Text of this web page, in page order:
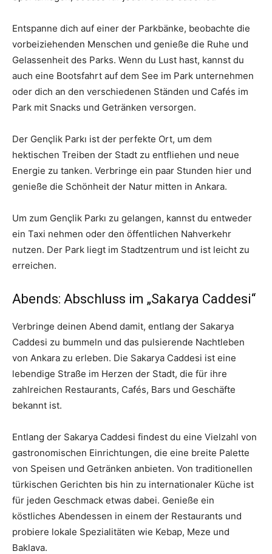
Entspanne dich auf einer der Parkbänke, beobachte die
vorbeiziehenden Menschen und genieße die Ruhe und
Gelassenheit des Parks. Wenn du Lust hast, kannst du
auch eine Bootsfahrt auf dem See im Park unternehmen
oder dich an den verschiedenen Ständen und Cafés im
Park mit Snacks und Getränken versorgen.
Der Gençlik Parkı ist der perfekte Ort, um dem
hektischen Treiben der Stadt zu entfliehen und neue
Energie zu tanken. Verbringe ein paar Stunden hier und
genieße die Schönheit der Natur mitten in Ankara.
Um zum Gençlik Parkı zu gelangen, kannst du entweder
ein Taxi nehmen oder den öffentlichen Nahverkehr
nutzen. Der Park liegt im Stadtzentrum und ist leicht zu
erreichen.
Abends: Abschluss im „Sakarya Caddesi“
Verbringe deinen Abend damit, entlang der Sakarya
Caddesi zu bummeln und das pulsierende Nachtleben
von Ankara zu erleben. Die Sakarya Caddesi ist eine
lebendige Straße im Herzen der Stadt, die für ihre
zahlreichen Restaurants, Cafés, Bars und Geschäfte
bekannt ist.
Entlang der Sakarya Caddesi findest du eine Vielzahl von
gastronomischen Einrichtungen, die eine breite Palette
von Speisen und Getränken anbieten. Von traditionellen
türkischen Gerichten bis hin zu internationaler Küche ist
für jeden Geschmack etwas dabei. Genieße ein
köstliches Abendessen in einem der Restaurants und
probiere lokale Spezialitäten wie Kebap, Meze und
Baklava.